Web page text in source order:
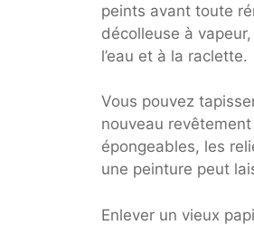
peints avant toute
décolleuse à
l’eau et à la raclette.
Vous pouvez
nouveau
épongeables, les
une peinture peut
Enlever un vieux